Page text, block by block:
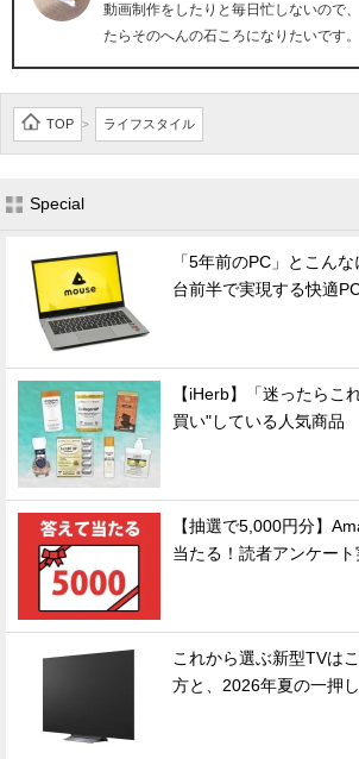
動画制作をしたりと毎日忙しないので
たらそのへんの石ころになりたいです。
TOP > ライフスタイル
Special
「5年前のPC」とこん
台前半で実現する快適
【iHerb】「迷ったらこ
買い"している人気商品
【抽選で5,000円分】
当たる！読者アンケート
これから選ぶ新型TVは
方と、2026年夏の一押